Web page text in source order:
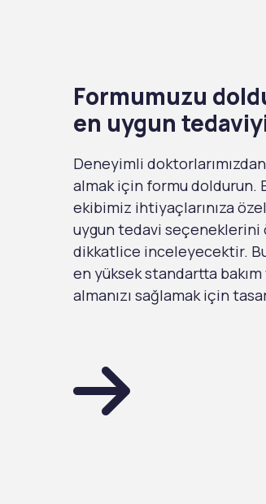
Formumuzu
en uygun
Deneyimli
almak için formu doldurun.
ekibimiz ihtiyaçlarınıza
uygun tedavi seçeneklerini
dikkatlice inceleyecektir.
en yüksek standartta
almanızı sağlamak için